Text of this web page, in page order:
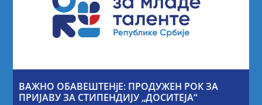
ВАЖНО ОБАВЕШТЕНјЕ: ПРОДУЖЕН РОК ЗА
ПРИЈАВУ ЗА СТИПЕНДИЈУ „ДОСИТЕЈА“